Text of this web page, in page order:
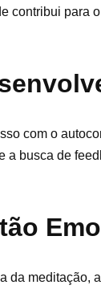
contribui para
com o
busca de
meditação,